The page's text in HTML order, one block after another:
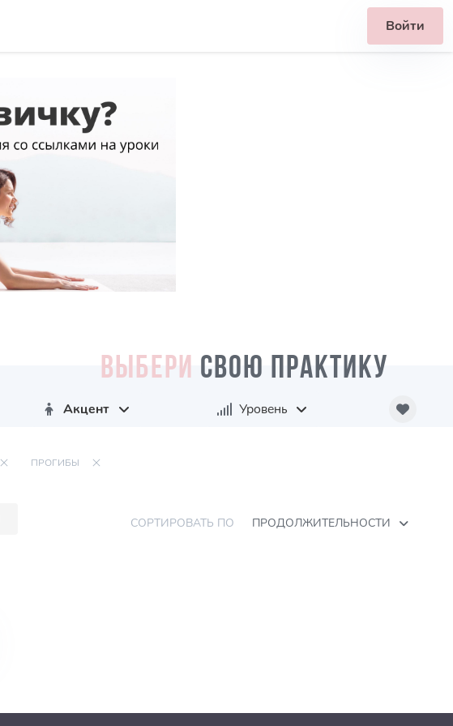
Войти
ВЫБЕРИ СВОЮ ПРАКТИКУ
Акцент Уровень
ПРОГИБЫ
СОРТИРОВАТЬ ПО ПРОДОЛЖИТЕЛЬНОСТИ